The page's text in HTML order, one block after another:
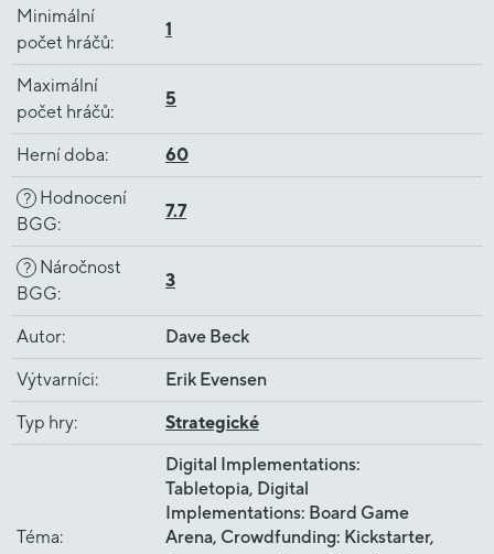
Minimální
počet hráčů:
1
Maximální
počet hráčů:
5
Herní doba: 60
?
Hodnocení
BGG:
7.7
?
Náročnost
BGG:
3
Autor: Dave Beck
Výtvarníci: Erik Evensen
Typ hry: Strategické
Téma:
Digital Implementations:
Tabletopia, Digital
Implementations: Board Game
Arena, Crowdfunding: Kickstarter,